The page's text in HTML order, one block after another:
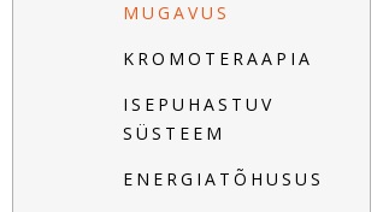
MUGAVUS
KROMOTERAAPIA
ISEPUHASTUV
SÜSTEEM
ENERGIATÕHUSUS